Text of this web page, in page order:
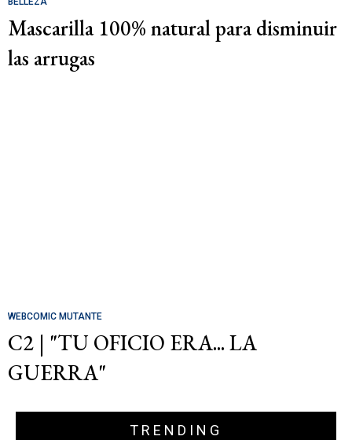
Mascarilla 100% natural para disminuir
las arrugas
WEBCOMIC MUTANTE
C2 | "TU OFICIO ERA... LA
GUERRA"
TRENDING